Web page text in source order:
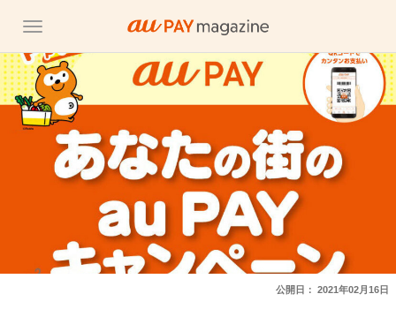
公開日： 2021年02月16日